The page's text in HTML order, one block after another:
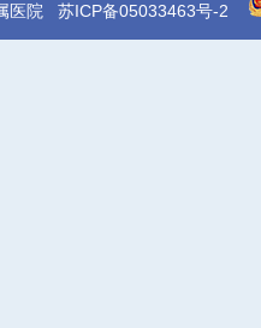
医院 苏ICP备05033463号-2